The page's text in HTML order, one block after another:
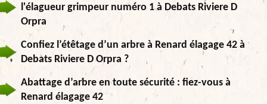
l'élagueur grimpeur numéro 1 à Debats Riviere D
Orpra
Confiez l’étêtage d’un arbre à Renard élagage 42 à
Debats Riviere D Orpra ?
Abattage d’arbre en toute sécurité : fiez-vous à
Renard élagage 42